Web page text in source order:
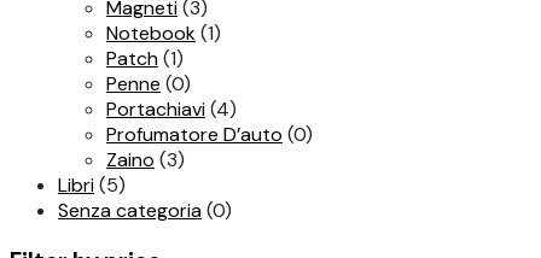
Magneti(3)
Notebook(1)
Patch(1)
Penne (0)
Portachiavi(4)
Profumatore D’auto (0)
Zaino (3)
Libri(5)
Senza categoria(0)